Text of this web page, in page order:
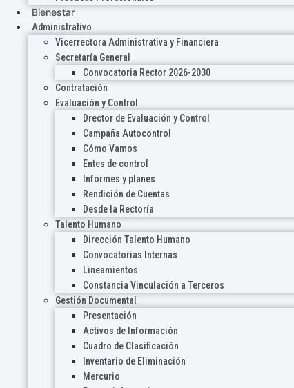
Bienestar
Administrativo
Vicerrectora Administrativa y Financiera
Secretaría General
Convocatoria Rector 2026-2030
Contratación
Evaluación y Control
Drector de Evaluación y Control
Campaña Autocontrol
Cómo Vamos
Entes de control
Informes y planes
Rendición de Cuentas
Desde la Rectoría
Talento Humano
Dirección Talento Humano
Convocatorias Internas
Lineamientos
Constancia Vinculación a Terceros
Gestión Documental
Presentación
Activos de Información
Cuadro de Clasificación
Inventario de Eliminación
Mercurio